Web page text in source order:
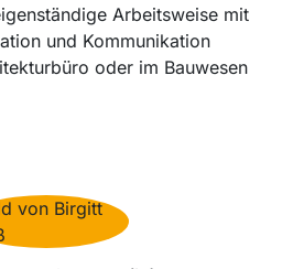
Arbeitsweise mit
und Kommunikation
oder im Bauwesen